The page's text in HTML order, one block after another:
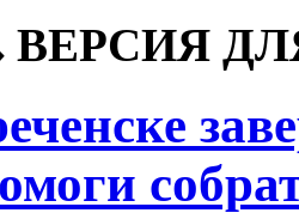
ВЕРСИЯ